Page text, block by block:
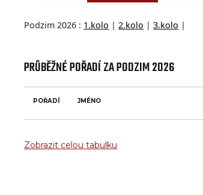
Podzim 2026 : 1.kolo |2.kolo |3.kolo |
PRŮBĚŽNÉ POŘADÍ ZA PODZIM 2026
POŘADÍ JMÉNO
Zobrazit celou tabulku